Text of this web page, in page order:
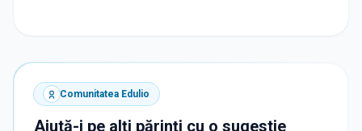
Comunitatea Edulio
Ajută-i pe alți părinți cu o sugestie